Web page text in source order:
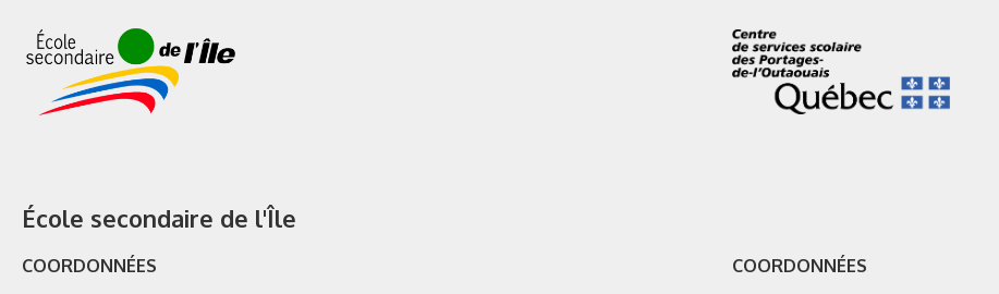
École secondaire de l'Île
COORDONNÉES COORDONNÉES